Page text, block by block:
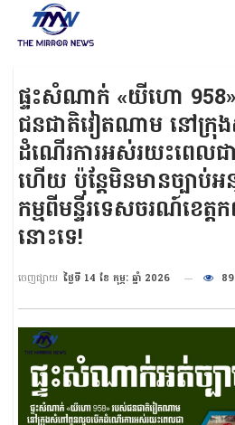
ផ្ទះសំណាក់ «យីហោ
ជនជាតិវៀតណាម នៅក្
ដំណើរការអស់រយះពេល
ហើយ ប៉ុន្តែមិនមានច្បាប់អ
កម្មពីមន្ទីរទេសចរណ៍ខេ
នោះទេ!
ចេញផ្សាយ ថ្ងៃទី 14 ខែ កុម្ភៈ ឆ្នាំ 2026